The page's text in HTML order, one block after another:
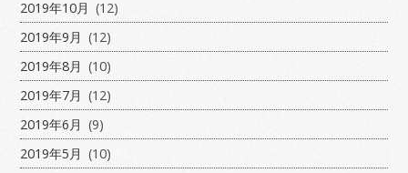
2019年10月 (12)
2019年9月 (12)
2019年8月 (10)
2019年7月 (12)
2019年6月 (9)
2019年5月 (10)